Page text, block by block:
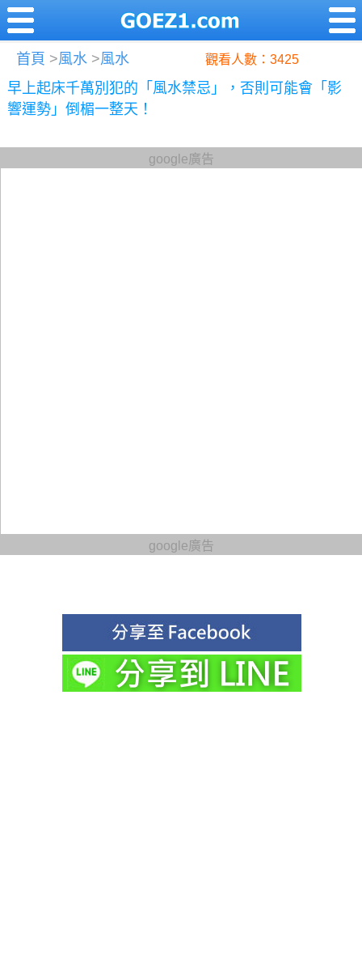
首頁 >風水 >風水 觀看人數：3425
早上起床千萬別犯的「風水禁忌」，否則可能會「影
響運勢」倒楣一整天！
google廣告
google廣告